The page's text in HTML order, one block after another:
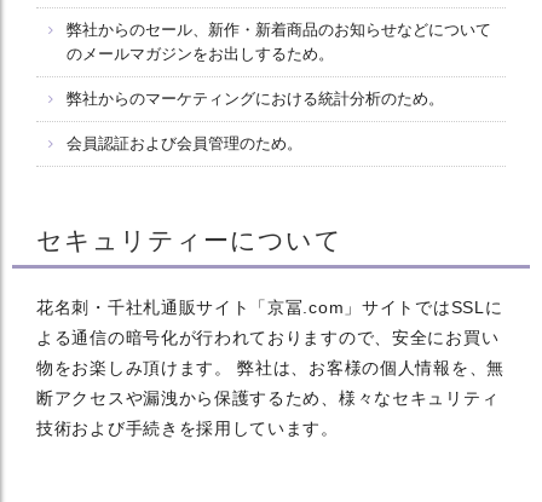
弊社からのセール、新作・新着商品のお知らせなどについて
のメールマガジンをお出しするため。
弊社からのマーケティングにおける統計分析のため。
会員認証および会員管理のため。
セキュリティーについて
花名刺・千社札通販サイト「京冨.com」サイトではSSLに
よる通信の暗号化が行われておりますので、安全にお買い
物をお楽しみ頂けます。 弊社は、お客様の個人情報を、無
断アクセスや漏洩から保護するため、様々なセキュリティ
技術および手続きを採用しています。